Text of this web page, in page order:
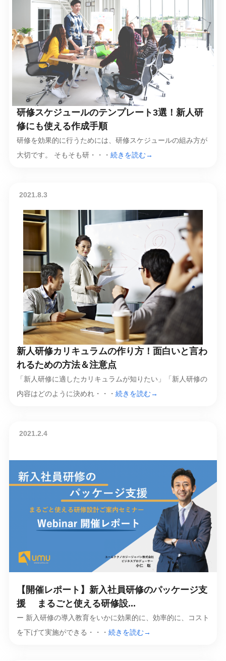
研修スケジュールのテンプレート3選！新人研
修にも使える作成手順
研修を効果的に行うためには、研修スケジュールの組み方が
大切です。 そもそも研・・・ 続きを読む→
2021.8.3
新人研修カリキュラムの作り方！面白いと言わ
れるための方法＆注意点
「新人研修に適したカリキュラムが知りたい」「新人研修の
内容はどのように決めれ・・・ 続きを読む→
2021.2.4
【開催レポート】新入社員研修のパッケージ支
援 まるごと使える研修設...
ー 新入研修の導入教育をいかに効果的に、効率的に、コスト
を下げて実施ができる・・・ 続きを読む→